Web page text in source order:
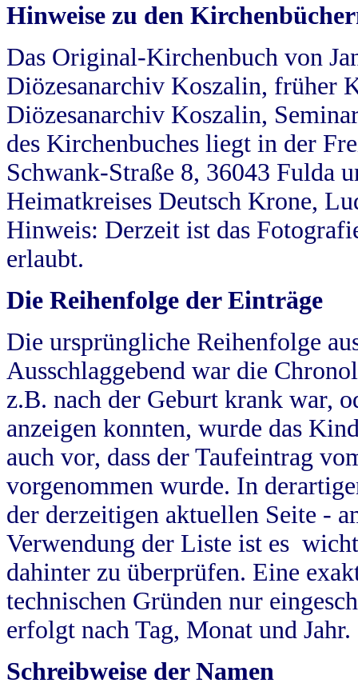
Hinweise zu den
Das Original-Kirchenbuch von
Diözesanarchiv Koszalin, früher
Diözesanarchiv Koszalin,
des Kirchenbuches liegt in der
Schwank-Straße 8, 36043 Fulda
Heimatkreises Deutsch Krone,
Hinweis: Derzeit ist das
erlaubt.
Die Reihenfolge der Einträge
Die ursprüngliche Reihenfolge
Ausschlaggebend war die
z.B. nach der Geburt krank war,
anzeigen konnten, wurde das
auch vor, dass der Taufeintrag
vorgenommen wurde. In
der derzeitigen aktuellen Seite -
Verwendung der Liste ist es
dahinter zu überprüfen. Eine
technischen Gründen nur
erfolgt nach Tag, Monat und Jahr.
Schreibweise der Namen